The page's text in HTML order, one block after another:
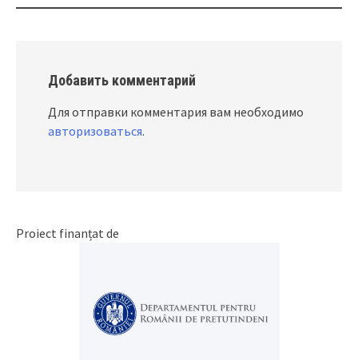
Добавить комментарий
Для отправки комментария вам необходимо
авторизоваться.
Proiect finanțat de